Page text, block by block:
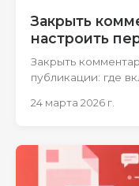
Закрыть
настроить
Закрыть
публикации: где
заранее.
24 марта 2026 г.